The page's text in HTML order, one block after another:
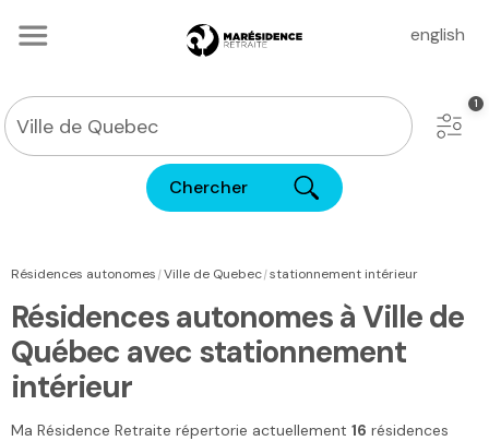
english
Chercher
Résidences autonomes|Ville de Quebec|stationnement intérieur
Résidences autonomes à Ville de
Québec avec stationnement
intérieur
Ma Résidence Retraite répertorie actuellement 16 résidences